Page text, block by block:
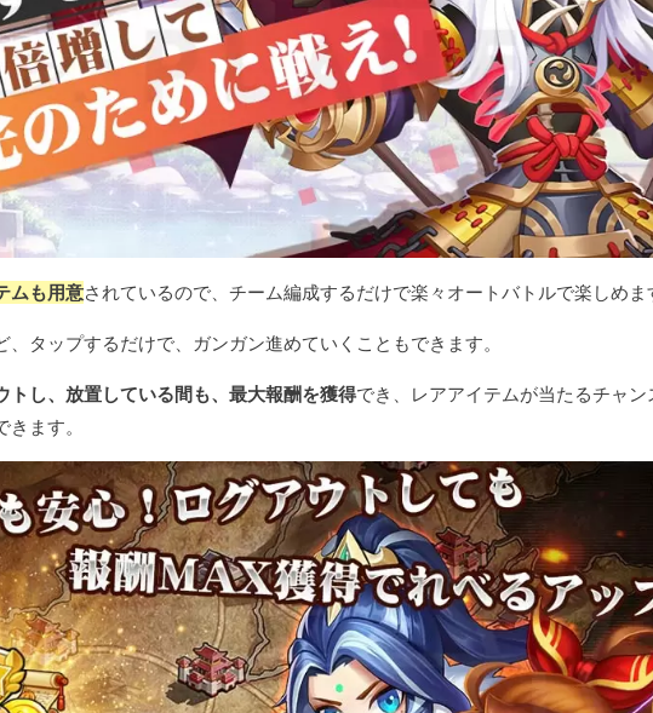
ムも用意されているので、チーム編成するだけで楽々オートバトルで楽しめま
タップするだけで、ガンガン進めていくこともできます。
トし、放置している間も、最大報酬を獲得でき、レアアイテムが当たるチャン
ます。